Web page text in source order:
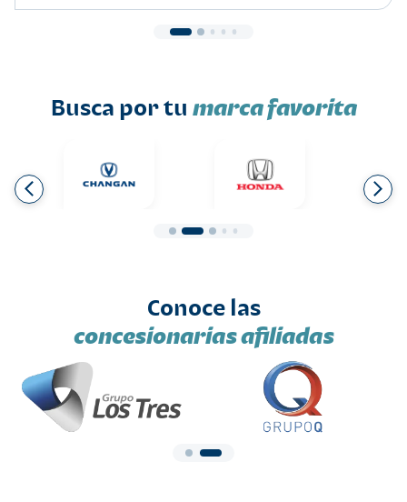
Busca por tu marca favorita
Conoce las
concesionarias afiliadas